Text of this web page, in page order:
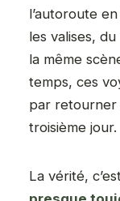
l’autoroute
les valises,
la même
temps, ces
par retourner
troisième jour.
La vérité,